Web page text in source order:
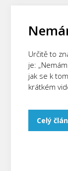
Určitě to
je:
jak se k
krátkém
Celý